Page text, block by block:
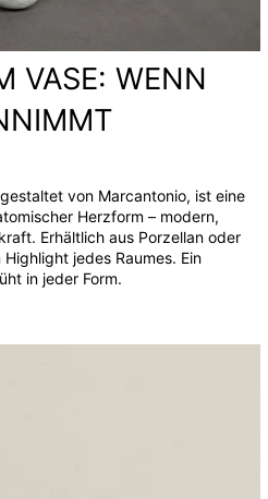
VASE: WENN
gestaltet von Marcantonio, ist eine
Herzform – modern,
Erhältlich aus Porzellan oder
jedes Raumes. Ein
in jeder Form.